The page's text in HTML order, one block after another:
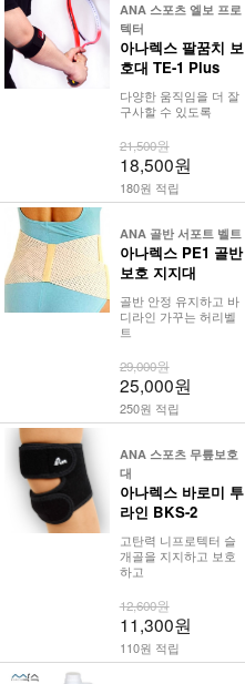
ANA 스포츠 엘보 프로
텍터
아나렉스 팔꿈치 보
호대 TE-1 Plus
다양한 움직임을 더 잘
구사할 수 있도록
21,500원
18,500원
180원 적립
ANA 골반 서포트 벨트
아나렉스 PE1 골반
보호 지지대
골반 안정 유지하고 바
디라인 가꾸는 허리벨
트
29,000원
25,000원
250원 적립
ANA 스포츠 무릎보호
대
아나렉스 바로미 투
라인 BKS-2
고탄력 니프로텍터 슬
개골을 지지하고 보호
하고
12,600원
11,300원
110원 적립